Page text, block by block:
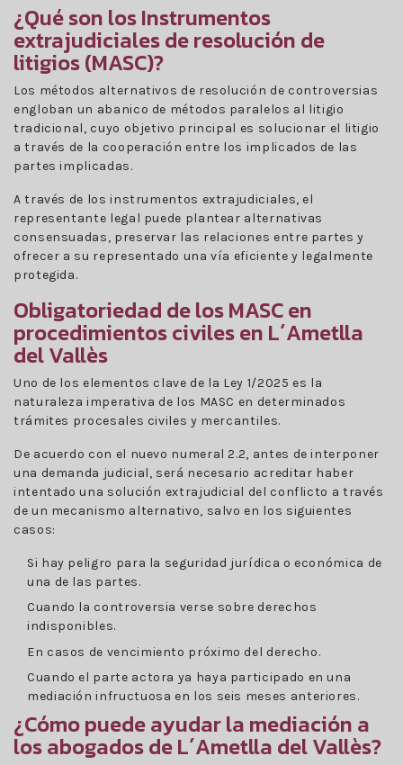
¿Qué son los Instrumentos
extrajudiciales de resolución de
litigios (MASC)?
Los métodos alternativos de resolución de controversias
engloban un abanico de métodos paralelos al litigio
tradicional, cuyo objetivo principal es solucionar el litigio
a través de la cooperación entre los implicados de las
partes implicadas.
A través de los instrumentos extrajudiciales, el
representante legal puede plantear alternativas
consensuadas, preservar las relaciones entre partes y
ofrecer a su representado una vía eficiente y legalmente
protegida.
Obligatoriedad de los MASC en
procedimientos civiles en L´Ametlla
del Vallès
Uno de los elementos clave de la Ley 1/2025 es la
naturaleza imperativa de los MASC en determinados
trámites procesales civiles y mercantiles.
De acuerdo con el nuevo numeral 2.2, antes de interponer
una demanda judicial, será necesario acreditar haber
intentado una solución extrajudicial del conflicto a través
de un mecanismo alternativo, salvo en los siguientes
casos:
Si hay peligro para la seguridad jurídica o económica de
una de las partes.
Cuando la controversia verse sobre derechos
indisponibles.
En casos de vencimiento próximo del derecho.
Cuando el parte actora ya haya participado en una
mediación infructuosa en los seis meses anteriores.
¿Cómo puede ayudar la mediación a
los abogados de L´Ametlla del Vallès?